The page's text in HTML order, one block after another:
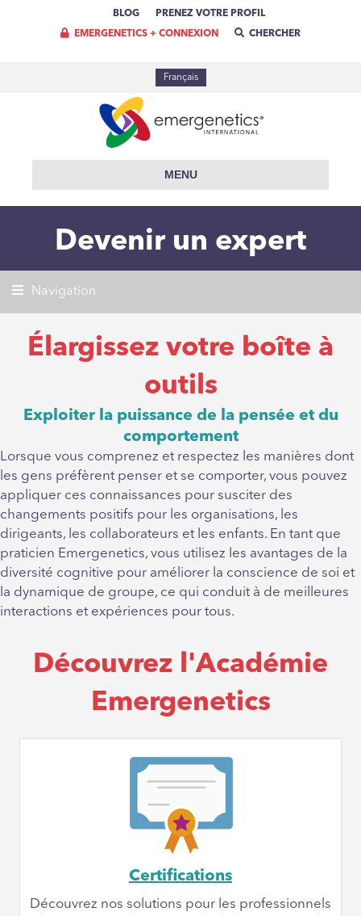
BLOG PRENEZ VOTRE PROFIL
EMERGENETICS + CONNEXION CHERCHER
Français
MENU
Devenir un expert
Navigation
Élargissez votre boîte à
outils
Exploiter la puissance de la pensée et du
comportement
Lorsque vous comprenez et respectez les manières dont
les gens préfèrent penser et se comporter, vous pouvez
appliquer ces connaissances pour susciter des
changements positifs pour les organisations, les
dirigeants, les collaborateurs et les enfants. En tant que
praticien Emergenetics, vous utilisez les avantages de la
diversité cognitive pour améliorer la conscience de soi et
la dynamique de groupe, ce qui conduit à de meilleures
interactions et expériences pour tous.
Découvrez l'Académie
Emergenetics
Certifications
Découvrez nos solutions pour les professionnels